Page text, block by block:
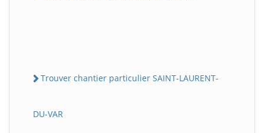
Trouver chantier particulier SAINT-LAURENT-
DU-VAR